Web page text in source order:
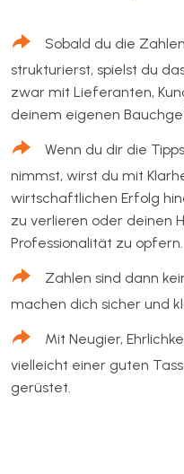
Sobald du die
strukturierst, spielst du
zwar mit Lieferanten,
deinem eigenen
Wenn du dir die
nimmst, wirst du mit
wirtschaftlichen Erfolg
zu verlieren oder deinen
Professionalität zu opfern.
Zahlen sind dann
machen dich sicher und
Mit Neugier,
vielleicht einer guten
gerüstet.